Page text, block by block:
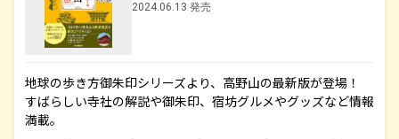
2024.06.13 発売
地球の歩き方御朱印シリーズより、高野山の最新版が登場！
すばらしい寺社の解説や御朱印、宿坊グルメやグッズなど情報
満載。